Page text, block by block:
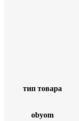
тип товара
obyom